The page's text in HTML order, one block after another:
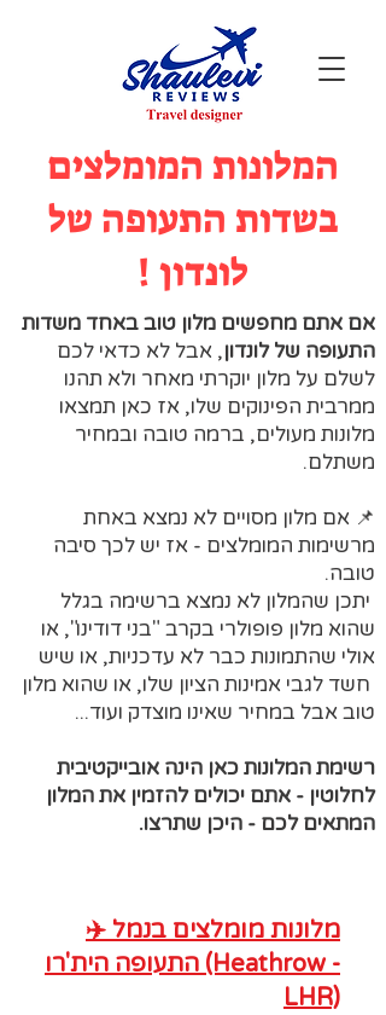
המלונות המומלצים
בשדות התעופה של
לונדון !
אם אתם מחפשים מלון טוב באחד משדות
התעופה של לונדון, אבל לא כדאי לכם
לשלם על מלון יוקרתי מאחר ולא תהנו
ממרבית הפינוקים שלו, אז כאן תמצאו
מלונות מעולים, ברמה טובה ובמחיר
משתלם.
📌 אם מלון מסויים לא נמצא באחת
מרשימות המומלצים - אז יש לכך סיבה
טובה.
יתכן שהמלון לא נמצא ברשימה בגלל
שהוא מלון פופולרי בקרב "בני דודינו", או
אולי שהתמונות כבר לא עדכניות, או שיש
חשד לגבי אמינות הציון שלו, או שהוא מלון
טוב אבל במחיר שאינו מוצדק ועוד...
רשימת המלונות כאן הינה אובייקטיבית
לחלוטין - אתם יכולים להזמין את המלון
המתאים לכם - היכן שתרצו.​
✈️ מלונות מומלצים בנמל
התעופה הית'רו (Heathrow -
LHR)